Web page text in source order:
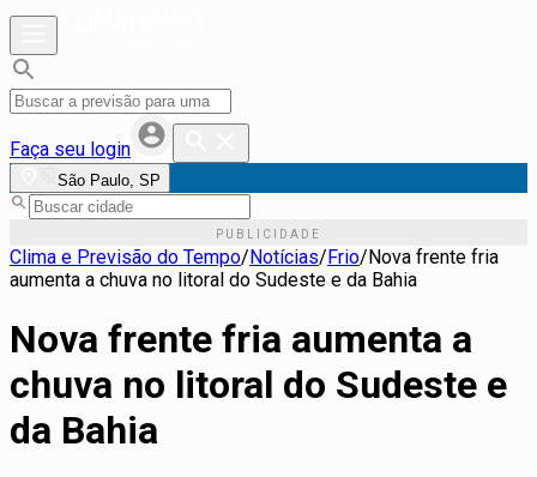
Faça seu login
São Paulo, SP
Clima e Previsão do Tempo/Notícias/Frio/Nova frente fria
aumenta a chuva no litoral do Sudeste e da Bahia
Nova frente fria aumenta a
chuva no litoral do Sudeste e
da Bahia